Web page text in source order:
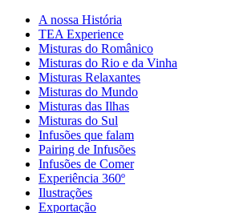
A nossa História
TEA Experience
Misturas do Românico
Misturas do Rio e da Vinha
Misturas Relaxantes
Misturas do Mundo
Misturas das Ilhas
Misturas do Sul
Infusões que falam
Pairing de Infusões
Infusões de Comer
Experiência 360º
Ilustrações
Exportação